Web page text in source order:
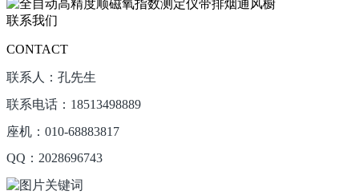
联系我们
CONTACT
联系人：孔先生
联系电话：18513498889
座机：010-68883817
QQ：2028696743